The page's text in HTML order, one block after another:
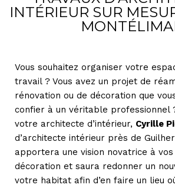
INTÉRIEUR SUR
Vous souhaitez organiser votre
travail ? Vous avez un projet de
rénovation ou de décoration que
confier à un véritable professionnel
votre architecte d’intérieur, Cyrille
d’architecte intérieur près de
apportera une vision novatrice à vos
décoration et saura redonner un
votre habitat afin d’en faire un lieu